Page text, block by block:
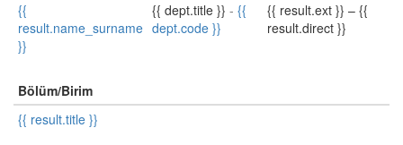
{{
result.name_surname
}}
{{ dept.title }} - {{
dept.code }}
{{ result.ext }} – {{
result.direct }}
Bölüm/Birim
{{ result.title }}